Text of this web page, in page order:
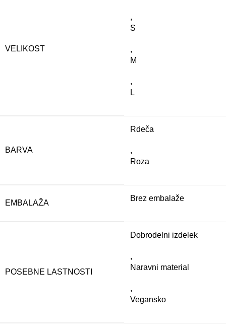
VELIKOST
,
S
,
M
,
L
BARVA
Rdeča
,
Roza
EMBALAŽA
Brez embalaže
POSEBNE LASTNOSTI
Dobrodelni izdelek
,
Naravni material
,
Vegansko